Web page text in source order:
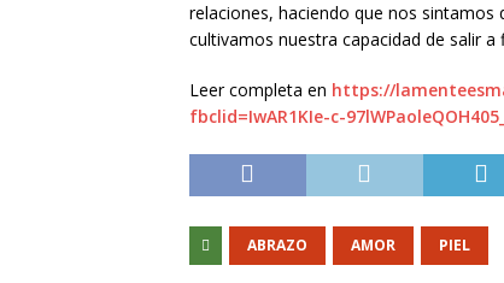
relaciones, haciendo que nos
cultivamos nuestra capacidad de salir
Leer completa en https://
fbclid=IwAR1KIe-c-
ABRAZO AMOR PIEL